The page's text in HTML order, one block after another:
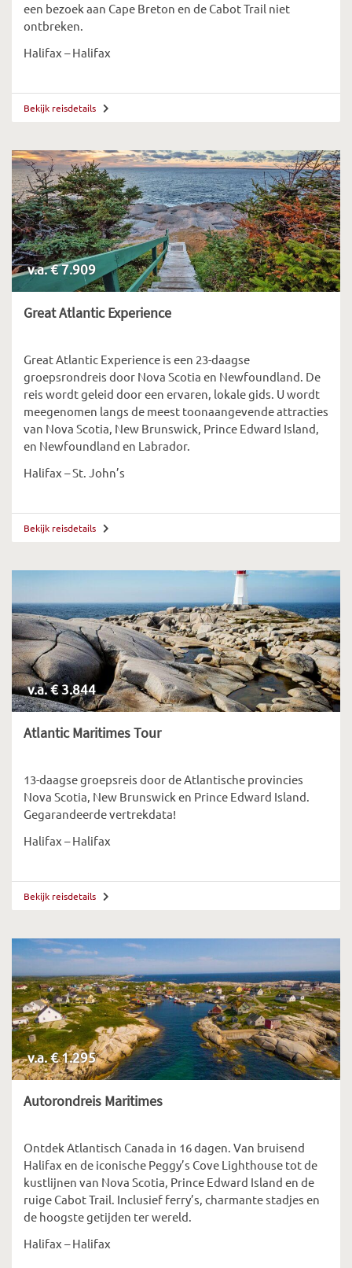
een bezoek aan Cape Breton en de Cabot Trail niet
ontbreken.
Halifax – Halifax
Bekijk reisdetails
v.a. € 7.909
Great Atlantic Experience
GreatAtlantic Experience is een 23-daagse
groepsrondreis door Nova Scotia en Newfoundland. De
reis wordt geleid door een ervaren, lokale gids. U wordt
meegenomen langs de meest toonaangevende attracties
van Nova Scotia, New Brunswick, Prince Edward Island,
en Newfoundland en Labrador.
Halifax – St. John’s
Bekijk reisdetails
v.a. € 3.844
Atlantic Maritimes Tour
13-daagse groepsreis door de Atlantische provincies
Nova Scotia, New Brunswick en Prince Edward Island.
Gegarandeerde vertrekdata!
Halifax – Halifax
Bekijk reisdetails
v.a. € 1.295
Autorondreis Maritimes
Ontdek Atlantisch Canada in 16 dagen. Van bruisend
Halifax en de iconische Peggy’s Cove Lighthouse tot de
kustlijnen van Nova Scotia, Prince Edward Island en de
ruige Cabot Trail. Inclusief ferry’s, charmante stadjes en
de hoogste getijden ter wereld.
Halifax – Halifax